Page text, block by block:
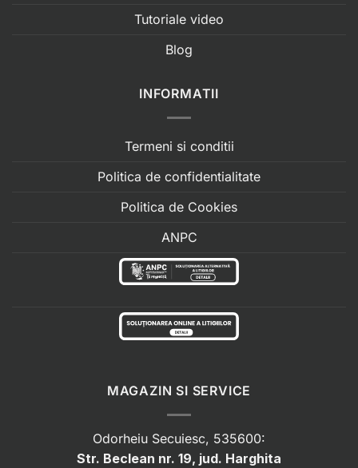
Tutoriale video
Blog
INFORMATII
Termeni si conditii
Politica de confidentialitate
Politica de Cookies
ANPC
MAGAZIN SI SERVICE
Odorheiu Secuiesc, 535600:
Str. Beclean nr. 19, jud. Harghita